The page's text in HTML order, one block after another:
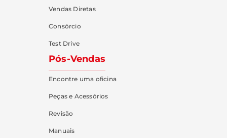
Vendas Diretas
Consórcio
Test Drive
Pós-Vendas
Encontre uma oficina
Peças e Acessórios
Revisão
Manuais